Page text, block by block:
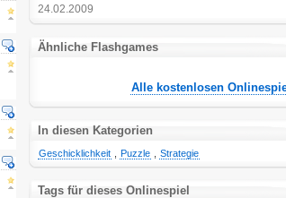
24.02.2009
Ähnliche Flashgames
Alle kostenlosen
In diesen Kategorien
Geschicklichkeit Puzzle Strategie
Tags für dieses Onlinespiel